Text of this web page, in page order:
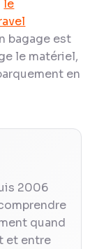
le
bagage est
le matériel,
en
2006
quand
et entre